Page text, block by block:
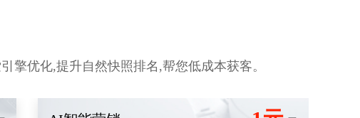
擎优化,提升自然快照排名,帮您低成本获客。